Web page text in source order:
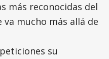
más reconocidas del
mucho más allá de
su